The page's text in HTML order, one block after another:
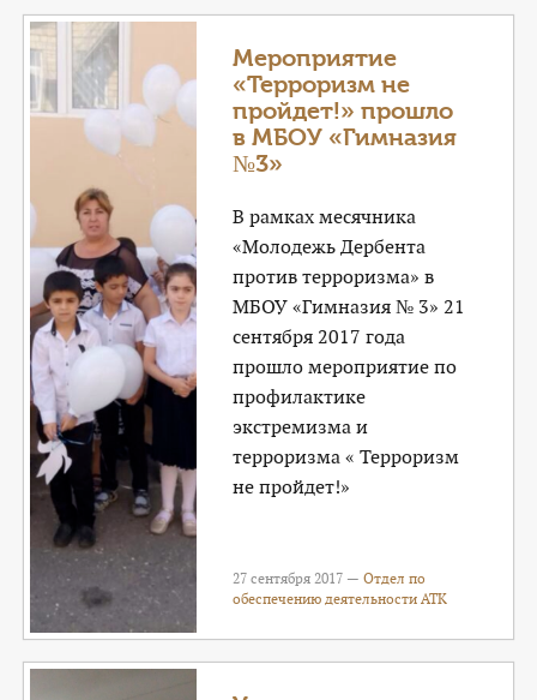
Мероприятие
«Терроризм не
пройдет!» прошло
в МБОУ «Гимназия
№3»
В рамках месячника
«Молодежь Дербента
против терроризма» в
МБОУ «Гимназия № 3» 21
сентября 2017 года
прошло мероприятие по
профилактике
экстремизма и
терроризма « Терроризм
не пройдет!»
27 сентября 2017 —Отдел по
обеспечению деятельности АТК